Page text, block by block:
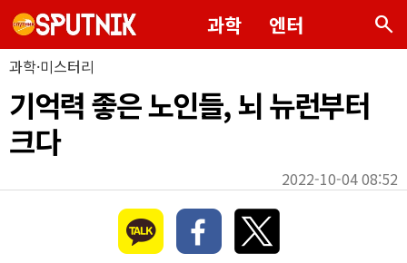
과학 엔터 search
과학·미스터리
기억력 좋은 노인들, 뇌 뉴런부터
크다
2022-10-04 08:52